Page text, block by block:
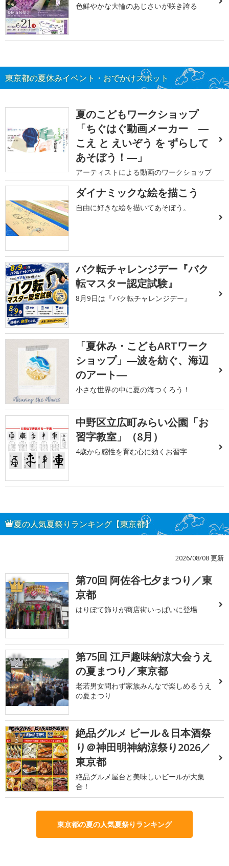
色鮮やかな大輪のあじさいが咲き誇る
東京都の夏休みイベント・おでかけスポット
夏のこどもワークショップ
「ちぐはぐ動画メーカー ―
こえ と えいぞう を ずらして
あそぼう！―」
アーティストによる動画のワークショップ
ダイナミックな絵を描こう
自由に好きな絵を描いてあそぼう。
バク転チャレンジデー『バク
転マスター認定試験』
8月9日は『バク転チャレンジデー』
「夏休み・こどもARTワーク
ショップ」―波を紡ぐ、海辺
のアート―
小さな世界の中に夏の海つくろう！
中野区立広町みらい公園「お
習字教室」（8月）
4歳から感性を育む心に効くお習字
夏の人気夏祭りランキング【東京都】
2026/08/08 更新
1
第70回 阿佐谷七夕まつり／東
京都
はりぼて飾りが商店街いっぱいに登場
2
第75回 江戸趣味納涼大会うえ
の夏まつり／東京都
老若男女問わず家族みんなで楽しめるうえ
の夏まつり
3
絶品グルメ ビール＆日本酒祭
り＠神田明神納涼祭り2026／
東京都
絶品グルメ屋台と美味しいビールが大集
合！
東京都の夏の人気夏祭りランキング